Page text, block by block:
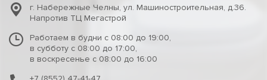
г. Набережные Челны, ул. Машиностроительная, д.36.
Напротив ТЦ Мегастрой
Работаем в будни с 08:00 до 19:00,
в субботу с 08:00 до 17:00,
в воскресенье с 08:00 до 16:00